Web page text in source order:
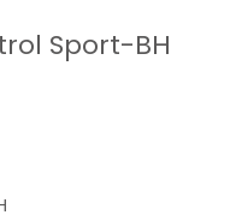
Sport-BH